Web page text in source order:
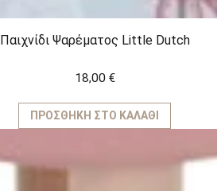
Παιχνίδι Ψαρέματος Little Dutch
18,00 €
ΠΡΟΣΘΉΚΗ ΣΤΟ ΚΑΛΆΘΙ